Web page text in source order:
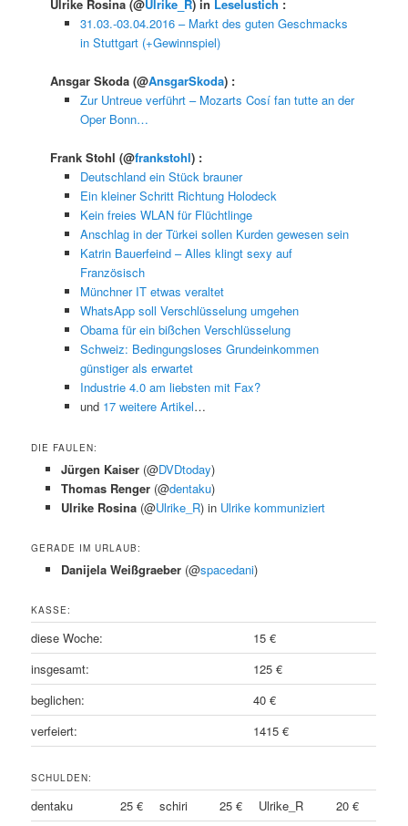
Ulrike Rosina(@Ulrike_R) in Leselustich :
31.03.-03.04.2016 – Markt des guten Geschmacks
in Stuttgart (+Gewinnspiel)
Ansgar Skoda(@AnsgarSkoda) :
Zur Untreue verführt – Mozarts Cosí fan tutte an der
Oper Bonn…
Frank Stohl(@frankstohl) :
Deutschland ein Stück brauner
Ein kleiner Schritt Richtung Holodeck
Kein freies WLAN für Flüchtlinge
Anschlag in der Türkei sollen Kurden gewesen sein
Katrin Bauerfeind – Alles klingt sexy auf
Französisch
Münchner IT etwas veraltet
WhatsApp soll Verschlüsselung umgehen
Obama für ein bißchen Verschlüsselung
Schweiz: Bedingungsloses Grundeinkommen
günstiger als erwartet
Industrie 4.0 am liebsten mit Fax?
und 17 weitere Artikel…
DIE FAULEN:
Jürgen Kaiser (@DVDtoday)
Thomas Renger (@dentaku)
Ulrike Rosina (@Ulrike_R) in Ulrike kommuniziert
GERADE IM URLAUB:
Danijela Weißgraeber (@spacedani)
KASSE:
diese Woche:
15 €
insgesamt:
125 €
beglichen:
40 €
verfeiert:
1415 €
SCHULDEN:
dentaku 25 € schiri 25 € Ulrike_R
20 €